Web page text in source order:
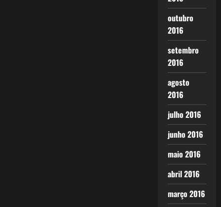
outubro
2016
setembro
2016
agosto
2016
julho 2016
junho 2016
maio 2016
abril 2016
março 2016